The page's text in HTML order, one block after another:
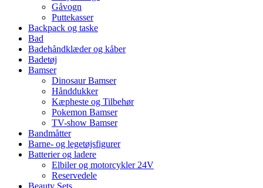
Gåvogn
Puttekasser
Backpack og taske
Bad
Badehåndklæder og kåber
Badetøj
Bamser
Dinosaur Bamser
Hånddukker
Kæpheste og Tilbehør
Pokemon Bamser
TV-show Bamser
Bandmåtter
Barne- og legetøjsfigurer
Batterier og ladere
Elbiler og motorcykler 24V
Reservedele
Beauty Sets